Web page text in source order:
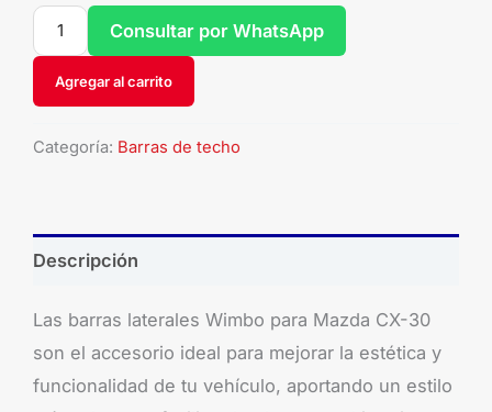
Agregar al carrito
Consultar por WhatsApp
Categoría: Barras de techo
Descripción
Las barras laterales Wimbo para Mazda CX-30
son el accesorio ideal para mejorar la estética y
funcionalidad de tu vehículo, aportando un estilo